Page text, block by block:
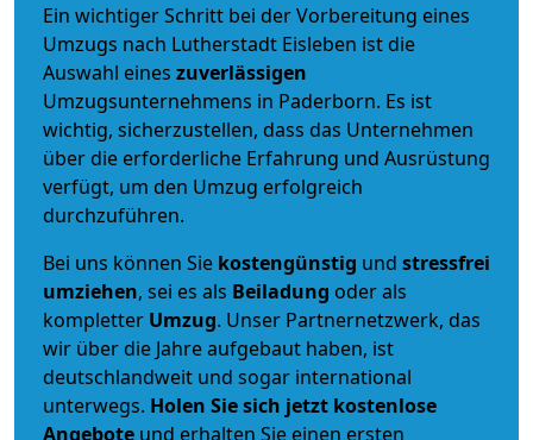
Ein wichtiger Schritt bei der Vorbereitung eines
Umzugs nach Lutherstadt Eisleben ist die
Auswahl eines zuverlässigen
Umzugsunternehmens in Paderborn. Es ist
wichtig, sicherzustellen, dass das Unternehmen
über die erforderliche Erfahrung und Ausrüstung
verfügt, um den Umzug erfolgreich
durchzuführen.
Bei uns können Sie kostengünstig und stressfrei
umziehen, sei es als Beiladung oder als
kompletter Umzug. Unser Partnernetzwerk, das
wir über die Jahre aufgebaut haben, ist
deutschlandweit und sogar international
unterwegs. Holen Sie sich jetzt kostenlose
Angebote und erhalten Sie einen ersten